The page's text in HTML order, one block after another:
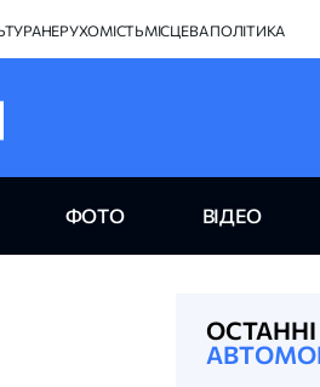
НЕРУХОМІСТЬМІСЦЕВА ПОЛІТИКА
ФОТО ВІДЕО